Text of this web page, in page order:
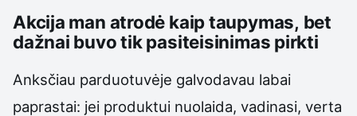
Akcija man atrodė kaip taupymas, bet
dažnai buvo tik pasiteisinimas pirkti
Anksčiau parduotuvėje galvodavau labai
paprastai: jei produktui nuolaida, vadinasi, verta